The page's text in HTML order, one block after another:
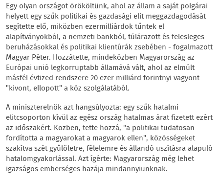
Egy olyan országot örököltünk, ahol az állam a saját polgárai
helyett egy szűk politikai és gazdasági elit meggazdagodását
segítette elő, miközben ezermilliárdok tűntek el
alapítványokból, a nemzeti bankból, túlárazott és felesleges
beruházásokkal és politikai klientúrák zsebében - fogalmazott
Magyar Péter. Hozzátette, mindeközben Magyarország az
Európai unió legkorruptabb államává vált, ahol az elmúlt
másfél évtized rendszere 20 ezer milliárd forintnyi vagyont
"kivont, ellopott" a köz szolgálatából.
A miniszterelnök azt hangsúlyozta: egy szűk hatalmi
elitcsoporton kívül az egész ország hatalmas árat fizetett ezért
az időszakért. Közben, tette hozzá, "a politikai tudatosan
fordította a magyarokat a magyarok ellen", közösségeket
szakítva szét gyűlöletre, félelemre és állandó uszításra alapuló
hatalomgyakorlással. Azt ígérte: Magyarország még lehet
igazságos emberséges hazája mindannyiunknak.